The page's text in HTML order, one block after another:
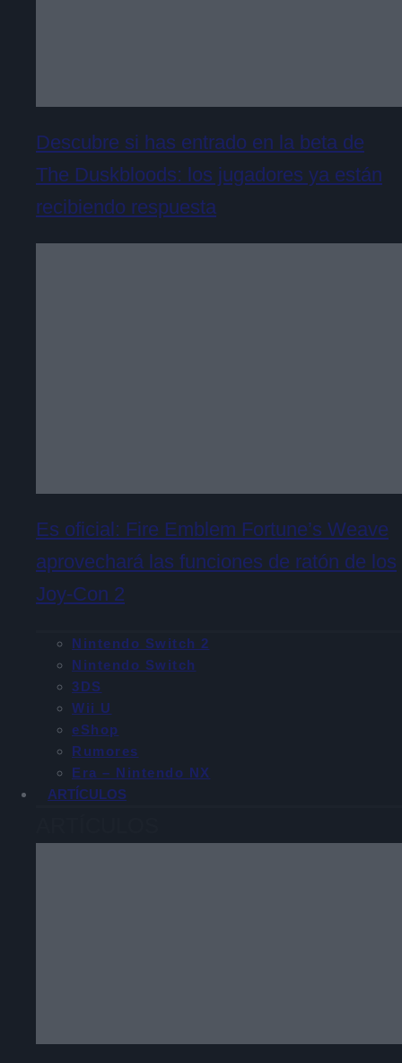
Descubre si has entrado en la beta de
The Duskbloods: los jugadores ya están
recibiendo respuesta
Es oficial: Fire Emblem Fortune’s Weave
aprovechará las funciones de ratón de los
Joy-Con 2
Nintendo Switch 2
Nintendo Switch
3DS
Wii U
eShop
Rumores
Era – Nintendo NX
ARTÍCULOS